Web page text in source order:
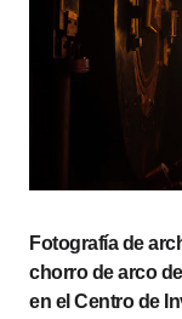
Fotografía de
chorro de arco
en el Centro de